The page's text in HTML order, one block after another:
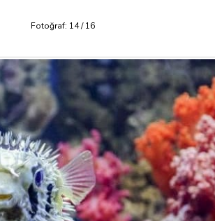
Fotoğraf: 14 / 16